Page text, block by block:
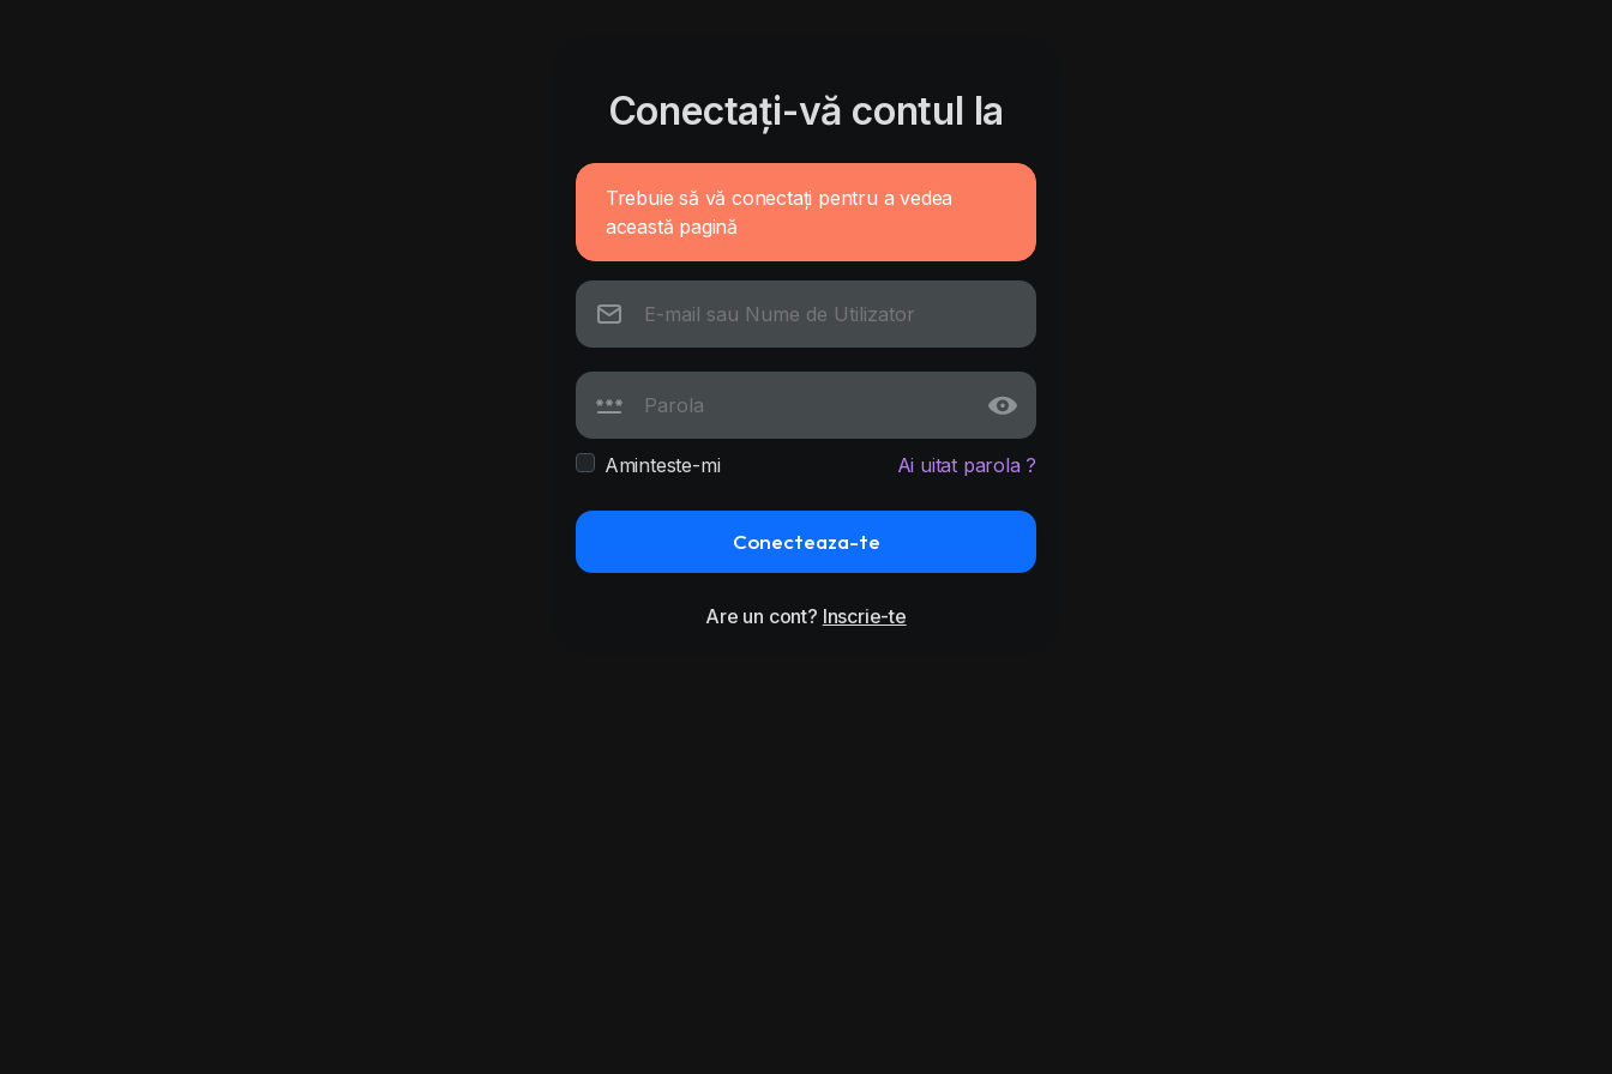
Conectați-vă contul la
Trebuie să vă conectați pentru a vedea
această pagină
Aminteste-mi Ai uitat parola ?
Conecteaza-te
Are un cont? Inscrie-te